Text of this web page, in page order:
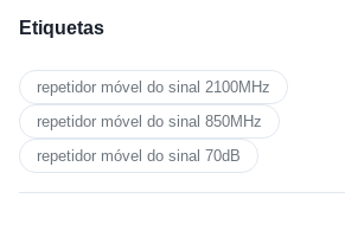
Etiquetas
repetidor móvel do sinal 2100MHz
repetidor móvel do sinal 850MHz
repetidor móvel do sinal 70dB